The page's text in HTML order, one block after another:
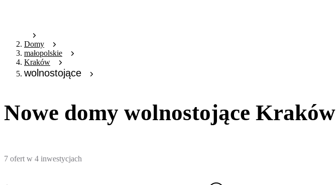
Domy
małopolskie
Kraków
wolnostojące
Nowe domy wolnostojące Kraków
7 ofert w 4 inwestycjach